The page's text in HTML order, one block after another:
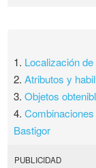
1. Localización
2.Atributos y
3.Objetos
4.
Bastigor
PUBLICIDAD